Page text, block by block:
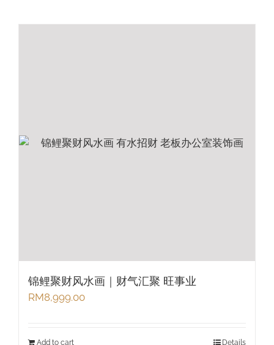
锦鲤聚财风水画｜财气汇聚 旺事业
RM8,999.00
Add to cart Details